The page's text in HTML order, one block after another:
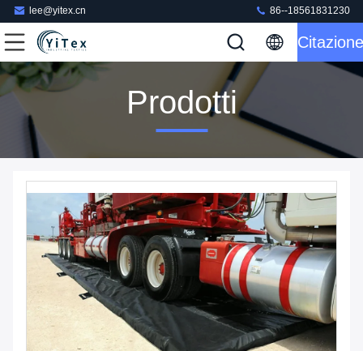
lee@yitex.cn 86--18561831230
Citazione
Prodotti